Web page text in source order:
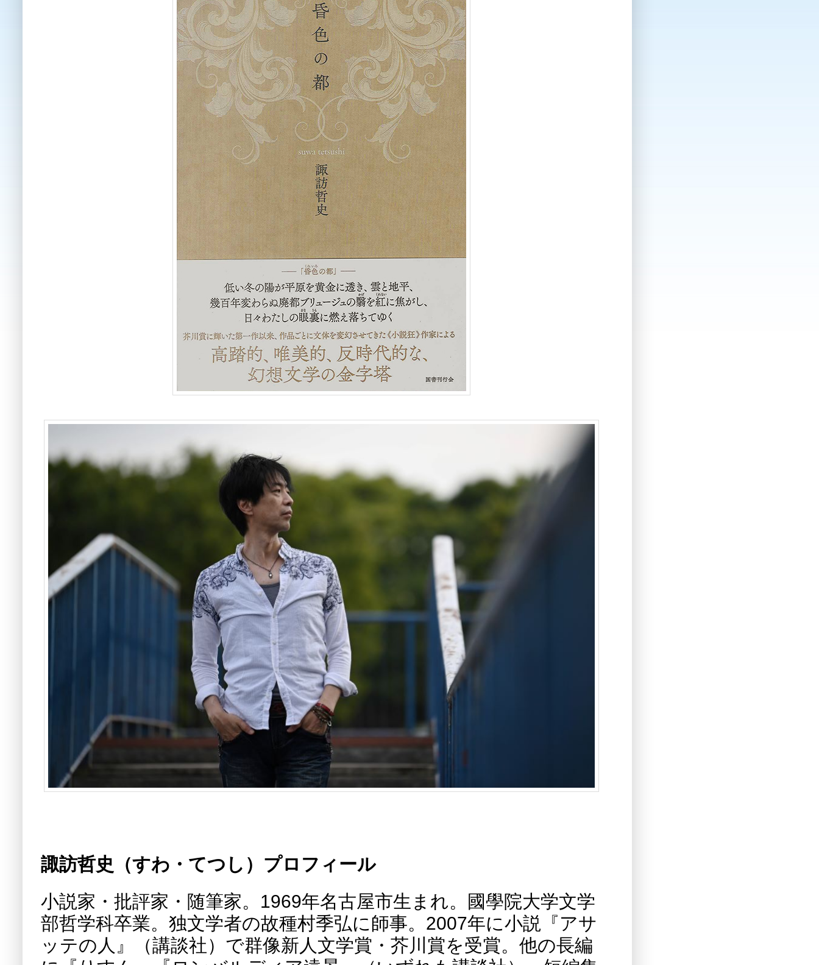
諏訪哲史（すわ・てつし）プロフィール
小説家・批評家・随筆家。1969年名古屋市生まれ。國學院大学文学
部哲学科卒業。独文学者の故種村季弘に師事。2007年に小説『アサ
ッテの人』（講談社）で群像新人文学賞・芥川賞を受賞。他の長編